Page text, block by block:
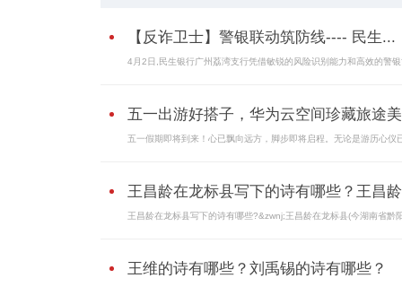
【反诈卫士】警银联动筑防线---- 民生...
4月2日,民生银行广州荔湾支行凭借敏锐的风险识别能力和高效的警
五一出游好搭子，华为云空间珍藏旅途
五一假期即将到来！心已飘向远方，脚步即将启程。无论是游历心仪
王昌龄在龙标县写下的诗有哪些？王昌
王昌龄在龙标县写下的诗有哪些?&zwnj;王昌龄在龙标县(今湖南省黔阳
王维的诗有哪些？刘禹锡的诗有哪些？